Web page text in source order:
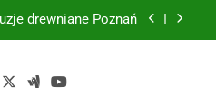
elektryczne Gdańsk